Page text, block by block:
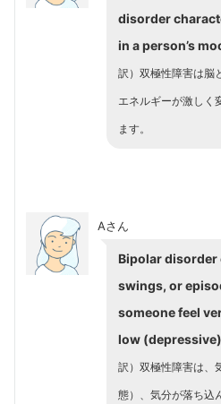
disorder
in a person’s
訳）双極性障害は脳
エネルギーが激しく
ます。
Aさん
Bipolar disorder
swings, or
someone feel
low
訳）双極性障害は、
態）、気分が落ち込